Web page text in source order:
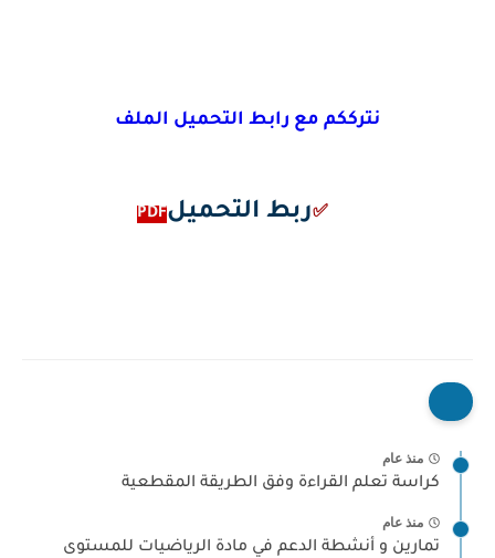
نترككم مع رابط التحميل الملف
✅ربط التحميلPDF
منذ عام
كراسة تعلم القراءة وفق الطريقة المقطعية
منذ عام
تمارين و أنشطة الدعم في مادة الرياضيات للمستوى